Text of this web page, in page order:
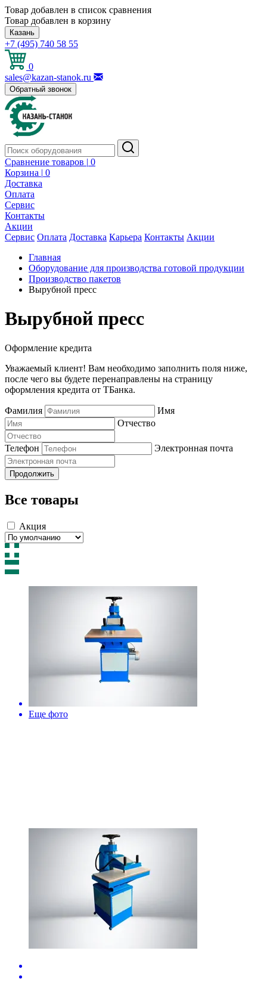
Товар добавлен в список сравнения
Товар добавлен в корзину
Казань
+7 (495) 740 58 55
0
sales@kazan-stanok.ru
Обратный звонок
Сравнение товаров | 0
Корзина | 0
Доставка
Оплата
Сервис
Контакты
Акции
Сервис Оплата Доставка Карьера Контакты Акции
Главная
Оборудование для производства готовой продукции
Производство пакетов
Вырубной пресс
Вырубной пресс
Оформление кредита
Уважаемый клиент! Вам необходимо заполнить поля ниже,
после чего вы будете перенаправлены на страницу
оформления кредита от ТБанка.
Фамилия
Имя
Отчество
Телефон Электронная почта
Продолжить
Все товары
Акция
Еще фото